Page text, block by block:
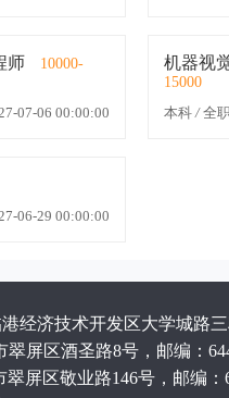
师
10000-
07-06 00:00:00
机器视
15000
本科/ 全
06-29 00:00:00
经济技术开发区大学城路
屏区酒圣路8号，邮编：
屏区敬业路146号，邮编：